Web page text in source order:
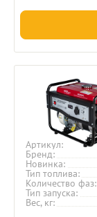
Артикул
Бренд
Новинка
Тип топлива
Количество фаз
Тип запуска
Вес, кг